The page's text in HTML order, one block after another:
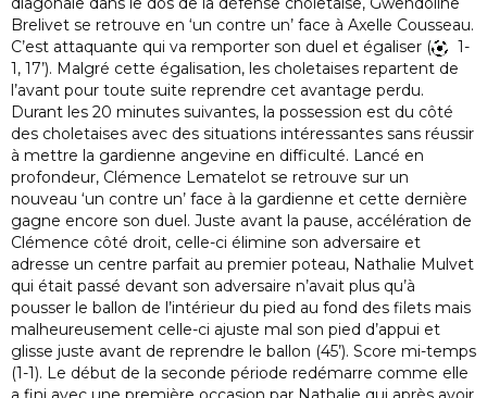
Brelivet se retrouve en ‘un contre un’ face à Axelle Cousseau.
C’est attaquante qui va remporter son duel et égaliser (
1-
1, 17’). Malgré cette égalisation, les choletaises repartent de
l’avant pour toute suite reprendre cet avantage perdu.
Durant les 20 minutes suivantes, la possession est du côté
des choletaises avec des situations intéressantes sans réussir
à mettre la gardienne angevine en difficulté. Lancé en
profondeur, Clémence Lematelot se retrouve sur un
nouveau ‘un contre un’ face à la gardienne et cette dernière
gagne encore son duel. Juste avant la pause, accélération de
Clémence côté droit, celle-ci élimine son adversaire et
adresse un centre parfait au premier poteau, Nathalie Mulvet
qui était passé devant son adversaire n’avait plus qu’à
pousser le ballon de l’intérieur du pied au fond des filets mais
malheureusement celle-ci ajuste mal son pied d’appui et
glisse juste avant de reprendre le ballon (45’). Score mi-temps
(1-1). Le début de la seconde période redémarre comme elle